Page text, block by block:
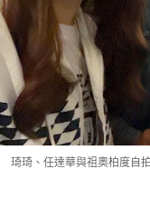
琦琦、任達華與祖奧柏度自